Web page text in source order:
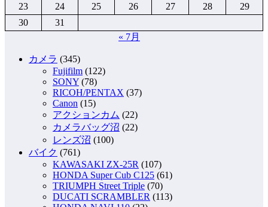
23
24 25 26 27 28
29
30
31
« 7月
カメラ (345)
Fujifilm (122)
SONY (78)
RICOH/PENTAX (37)
Canon (15)
アクションカム (22)
カメラバッグ沼 (22)
レンズ沼 (100)
バイク (761)
KAWASAKI ZX-25R (107)
HONDA Super Cub C125 (61)
TRIUMPH Street Triple (70)
DUCATI SCRAMBLER (113)